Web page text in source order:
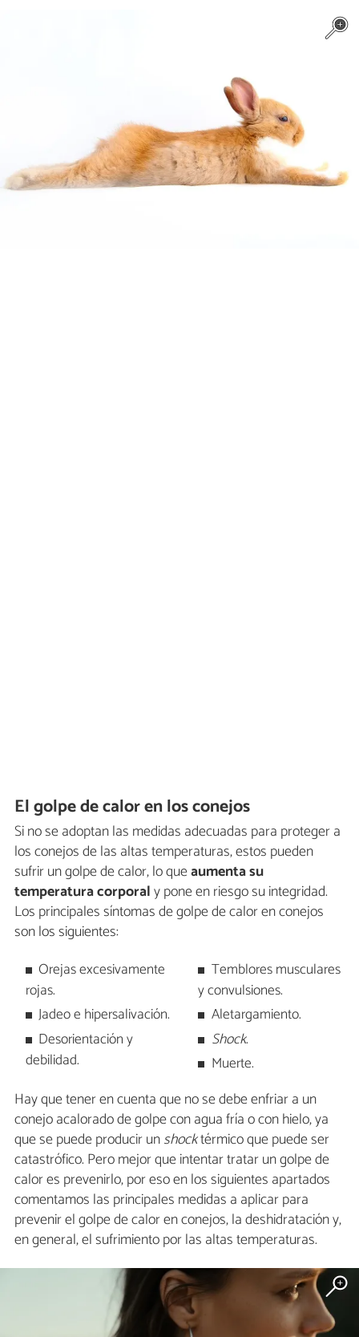
El golpe de calor en los conejos
Si no se adoptan las medidas adecuadas para proteger a
los conejos de las altas temperaturas, estos pueden
sufrir un golpe de calor, lo queaumenta su
temperatura corporaly pone en riesgo su integridad.
Los principales síntomas de golpe de calor en conejos
son los siguientes:
Orejas excesivamente
rojas.
Jadeo e hipersalivación.
Desorientación y
debilidad.
Temblores musculares
y convulsiones.
Aletargamiento.
Shock.
Muerte.
Hay que tener en cuenta que no se debe enfriar a un
conejo acalorado de golpe con agua fría o con hielo, ya
que se puede producir unshocktérmico que puede ser
catastrófico. Pero mejor que intentar tratar un golpe de
calor es prevenirlo, por eso en los siguientes apartados
comentamos las principales medidas a aplicar para
prevenir el golpe de calor en conejos, la deshidratación y,
en general, el sufrimiento por las altas temperaturas.